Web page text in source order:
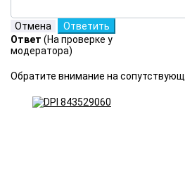
Ответ (На проверке у
модератора)
Обратите внимание на